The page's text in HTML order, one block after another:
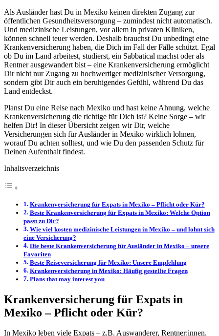
Als Ausländer hast Du in Mexiko keinen direkten Zugang zur
öffentlichen Gesundheitsversorgung – zumindest nicht automatisch.
Und medizinische Leistungen, vor allem in privaten Kliniken,
können schnell teuer werden. Deshalb brauchst Du unbedingt eine
Krankenversicherung haben, die Dich im Fall der Fälle schützt. Egal
ob Du im Land arbeitest, studierst, ein Sabbatical machst oder als
Rentner ausgewandert bist – eine Krankenversicherung ermöglicht
Dir nicht nur Zugang zu hochwertiger medizinischer Versorgung,
sondern gibt Dir auch ein beruhigendes Gefühl, während Du das
Land entdeckst.
Planst Du eine Reise nach Mexiko und hast keine Ahnung, welche
Krankenversicherung die richtige für Dich ist? Keine Sorge – wir
helfen Dir! In dieser Übersicht zeigen wir Dir, welche
Versicherungen sich für Ausländer in Mexiko wirklich lohnen,
worauf Du achten solltest, und wie Du den passenden Schutz für
Deinen Aufenthalt findest.
Inhaltsverzeichnis
Krankenversicherung für Expats in Mexiko – Pflicht oder Kür?
Beste Krankenversicherung für Expats in Mexiko: Welche Option
passt zu Dir?
Wie viel kosten medizinische Leistungen in Mexiko – und lohnt sich
eine Versicherung?
Die beste Krankenversicherung für Ausländer in Mexiko – unsere
Favoriten
Beste Reiseversicherung für Mexiko: Unsere Empfehlung
Krankenversicherung in Mexiko: Häufig gestellte Fragen
Plans that may interest you
Krankenversicherung für Expats in
Mexiko – Pflicht oder Kür?
In Mexiko leben viele Expats – z.B. Auswanderer, Rentner:innen,